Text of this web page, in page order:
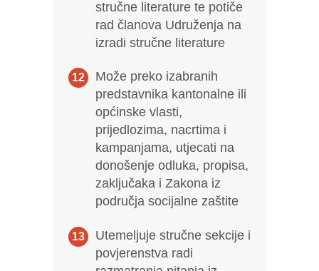
stručne literature te potiče
rad članova Udruženja na
izradi stručne literature
Može preko izabranih
predstavnika kantonalne ili
općinske vlasti,
prijedlozima, nacrtima i
kampanjama, utjecati na
donošenje odluka, propisa,
zaključaka i Zakona iz
područja socijalne zaštite
Utemeljuje stručne sekcije i
povjerenstva radi